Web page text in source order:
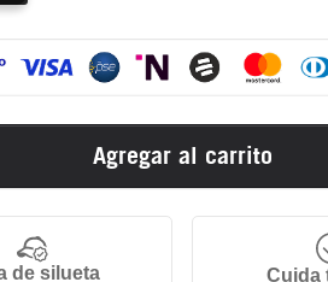
Agregar al carrito
de silueta
Cuida